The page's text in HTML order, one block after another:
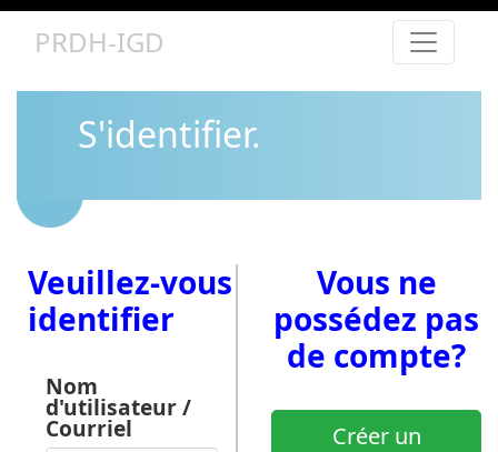
PRDH-IGD
S'identifier.
Veuillez-vous
identifier
Nom
d'utilisateur /
Courriel
Vous ne
possédez pas
de compte?
Créer un